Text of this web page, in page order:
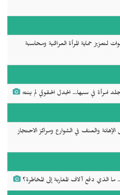
لتعزيز حماية المرأة العراقية ومحاسبة
امرأة في سبها... الجدل الحقوقي لم ينتهِ
والعنف في الشوارع ومراكز الاحتجاز
الذي دفع آلاف المغاربة إلى المخاطرة؟